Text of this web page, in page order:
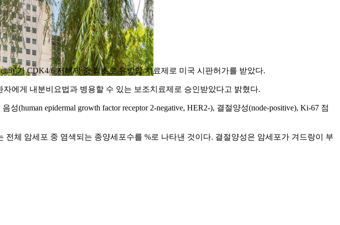
가 CDK4/6 저해제 중 최초로 유방암 치료제로 미국 시판허가를 받았다.
에게 내분비요법과 병용할 수 있는 보조치료제로 승인받았다고 밝혔다.
(human epidermal growth factor receptor 2-negative, HER2-), 결절양성(node-positive), Ki-67 점
체 암세포 중 염색되는 종양세포수를 %로 나타낸 것이다. 결절양성은 암세포가 겨드랑이 부